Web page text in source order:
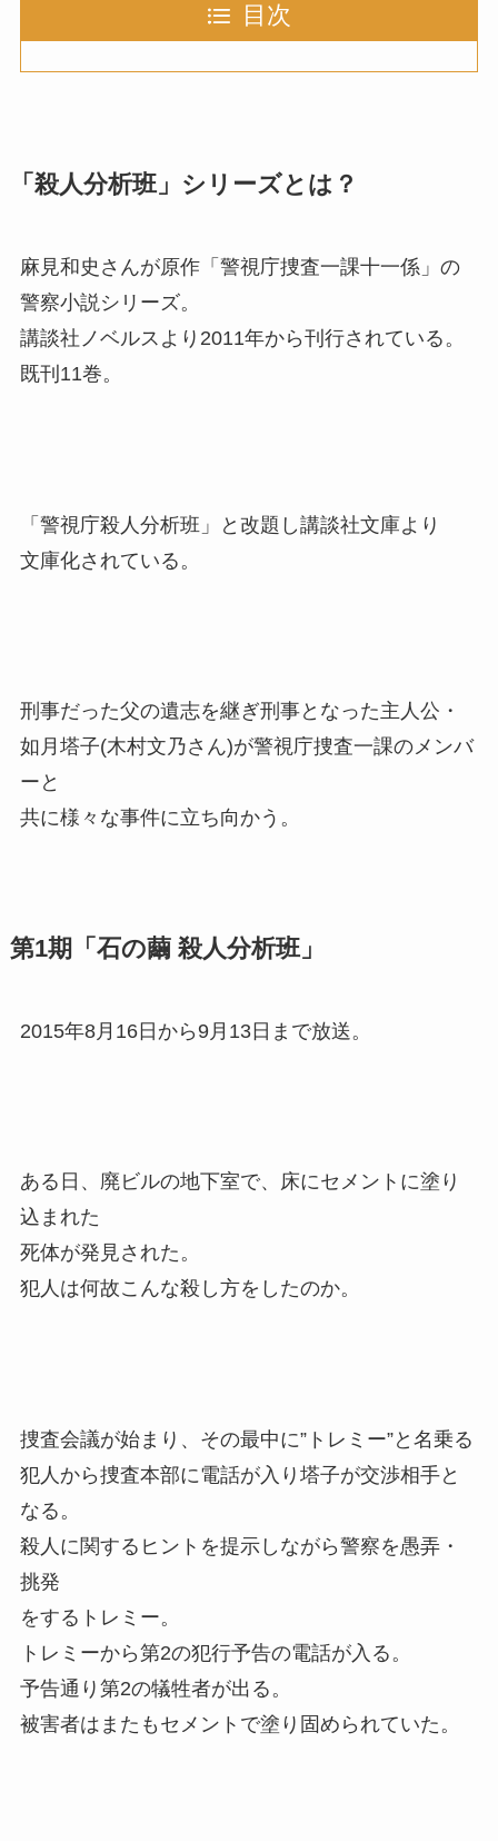
目次
「殺人分析班」シリーズとは？
麻見和史さんが原作「警視庁捜査一課十一係」の
警察小説シリーズ。
講談社ノベルスより2011年から刊行されている。
既刊11巻。
「警視庁殺人分析班」と改題し講談社文庫より
文庫化されている。
刑事だった父の遺志を継ぎ刑事となった主人公・
如月塔子(木村文乃さん)が警視庁捜査一課のメンバ
ーと
共に様々な事件に立ち向かう。
第1期「石の繭 殺人分析班」
2015年8月16日から9月13日まで放送。
ある日、廃ビルの地下室で、床にセメントに塗り
込まれた
死体が発見された。
犯人は何故こんな殺し方をしたのか。
捜査会議が始まり、その最中に”トレミー”と名乗る
犯人から捜査本部に電話が入り塔子が交渉相手と
なる。
殺人に関するヒントを提示しながら警察を愚弄・
挑発
をするトレミー。
トレミーから第2の犯行予告の電話が入る。
予告通り第2の犠牲者が出る。
被害者はまたもセメントで塗り固められていた。